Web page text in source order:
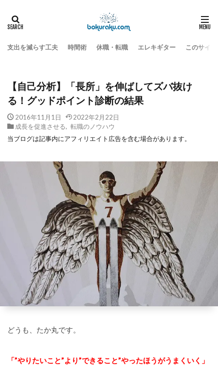
支出を減らす工夫 時間術 休職・転職 エレキギター このサイ
【自己分析】「長所」を伸ばしてズバ抜ける！グッドポイント診断の
【自己分析】「長所」を伸ばしてズバ抜け
る！グッドポイント診断の結果
2016年11月1日
2022年2月22日
成長を促進させる
転職のノウハウ
当ブログは記事内にアフィリエイト広告を含む場合があります。
どうも、たか丸です。
「”やりたいこと”より”できること”やったほうがうまくいく」